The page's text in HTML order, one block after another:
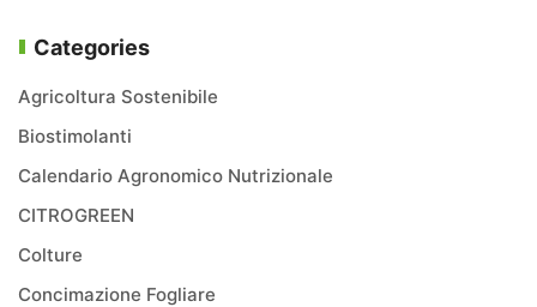
Categories
Agricoltura Sostenibile
Biostimolanti
Calendario Agronomico Nutrizionale
CITROGREEN
Colture
Concimazione Fogliare